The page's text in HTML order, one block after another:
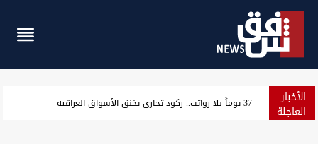
الأخبار
العاجلة 37 يوماً بلا رواتب.. ركود تجاري يخنق الأسواق العراقية